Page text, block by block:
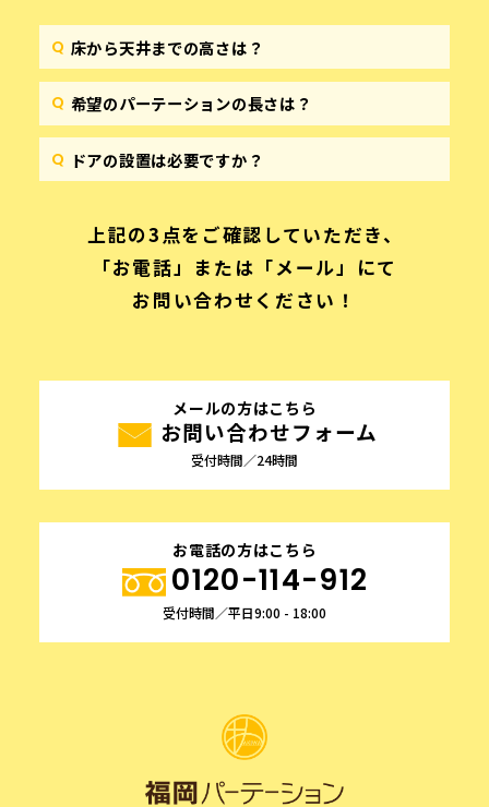
床から天井までの高さは？
希望のパーテーションの長さは？
ドアの設置は必要ですか？
上記の3点をご確認していただき、
「お電話」または「メール」にて
お問い合わせください！
お電話の方はこちら
0120-114-912
受付時間／平日9:00 - 18:00
メールの方はこちら
お問い合わせフォーム
受付時間／24時間